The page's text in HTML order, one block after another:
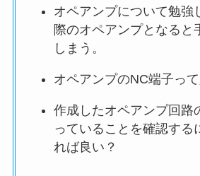
オペアンプについて勉強
際のオペアンプとなると
しまう。
オペアンプのNC端子っ
作成したオペアンプ回路
っていることを確認する
れば良い？